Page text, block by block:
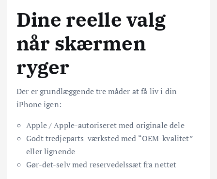
Dine reelle valg
når skærmen
ryger
Der er grundlæggende tre måder at få liv i din
iPhone igen:
Apple / Apple-autoriseret med originale dele
Godt tredjeparts-værksted med “OEM-kvalitet”
eller lignende
Gør-det-selv med reservedelssæt fra nettet